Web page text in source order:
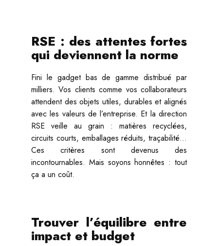
RSE : des attentes fortes
qui deviennent la norme
Fini le gadget bas de gamme distribué par
milliers. Vos clients comme vos collaborateurs
attendent des objets utiles, durables et alignés
avec les valeurs de l’entreprise. Et la direction
RSE veille au grain : matières recyclées,
circuits courts, emballages réduits, traçabilité…
Ces critères sont devenus des
incontournables. Mais soyons honnêtes : tout
ça a un coût.
Trouver l’équilibre entre
impact et budget